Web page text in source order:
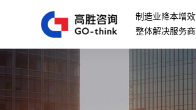
制造业降本增效
整体解决服务商